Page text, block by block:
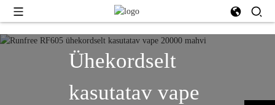
Ühekordselt
kasutatav vape